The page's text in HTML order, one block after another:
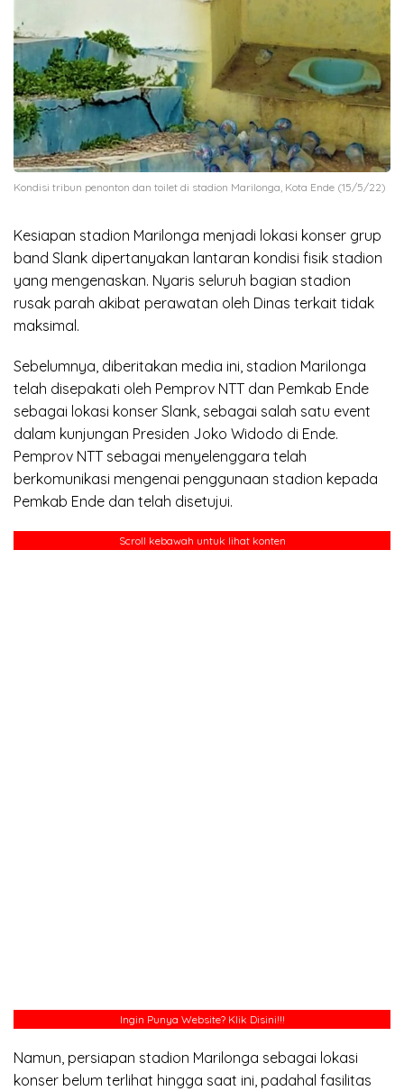
Kondisi tribun penonton dan toilet di stadion Marilonga, Kota Ende (15/5/22)
Kesiapan stadion Marilonga menjadi lokasi konser grup
band Slank dipertanyakan lantaran kondisi fisik stadion
yang mengenaskan. Nyaris seluruh bagian stadion
rusak parah akibat perawatan oleh Dinas terkait tidak
maksimal.
Sebelumnya, diberitakan media ini, stadion Marilonga
telah disepakati oleh Pemprov NTT dan Pemkab Ende
sebagai lokasi konser Slank, sebagai salah satu event
dalam kunjungan Presiden Joko Widodo di Ende.
Pemprov NTT sebagai menyelenggara telah
berkomunikasi mengenai penggunaan stadion kepada
Pemkab Ende dan telah disetujui.
Scroll kebawah untuk lihat konten
Ingin Punya Website?Klik Disini!!!
Namun, persiapan stadion Marilonga sebagai lokasi
konser belum terlihat hingga saat ini, padahal fasilitas